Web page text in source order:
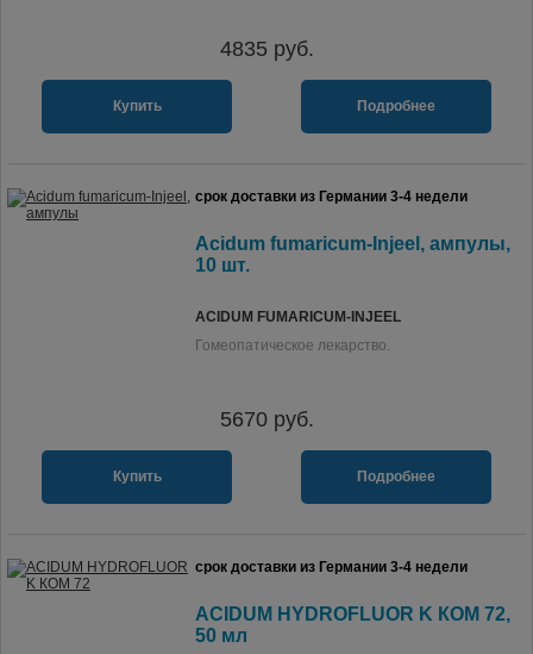
4835 руб.
Купить Подробнее
срок доставки из Германии 3-4 недели
Acidum fumaricum-Injeel, ампулы,
10 шт.
ACIDUM FUMARICUM-INJEEL
Гомеопатическое лекарство.
5670руб.
Купить Подробнее
срок доставки из Германии 3-4 недели
ACIDUM HYDROFLUOR K КОМ 72,
50 мл